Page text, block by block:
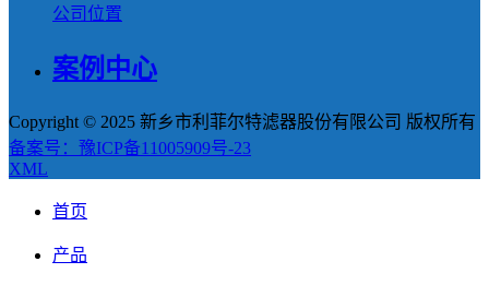
公司位置
案例中心
Copyright © 2025 新乡市利菲尔特滤器股份有限公司 版权所有
备案号：豫ICP备11005909号-23
XML
首页
产品